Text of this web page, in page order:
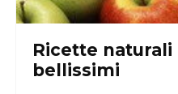
Ricette
bellissimi